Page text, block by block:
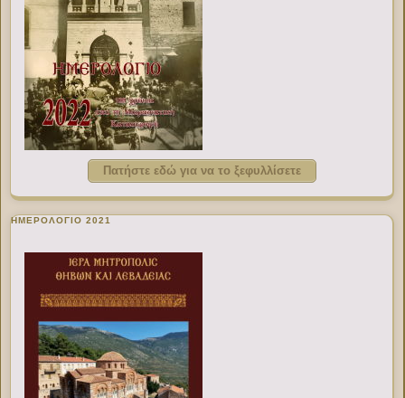
Πατήστε εδώ για να το ξεφυλλίσετε
ΗΜΕΡΟΛΟΓΙΟ 2021